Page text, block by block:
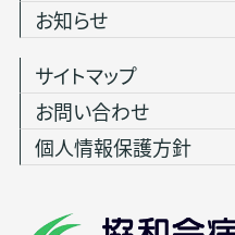
お知らせ
サイトマップ
お問い合わせ
個人情報保護方針